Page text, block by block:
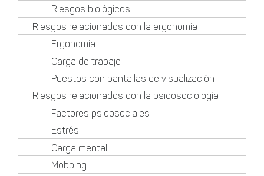
Riesgos biológicos
Riesgos relacionados con la ergonomía
Ergonomía
Carga de trabajo
Puestos con pantallas de visualización
Riesgos relacionados con la psicosociología
Factores psicosociales
Estrés
Carga mental
Mobbing